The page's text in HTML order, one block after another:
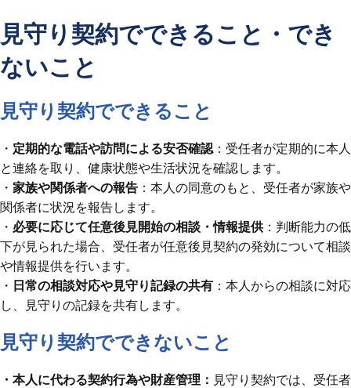
見守り契約でできること・でき
ないこと
見守り契約でできること
・ 定期的な電話や訪問による安否確認 ：受任者が定期的に本人
と連絡を取り、健康状態や生活状況を確認します。
・ 家族や関係者への報告 ：本人の同意のもと、受任者が家族や
関係者に状況を報告します。
・ 必要に応じて任意後見開始の相談・情報提供：判断能力の低
下が見られた場合、受任者が任意後見契約の発効について相談
や情報提供を行います。
・ 日常の相談対応や見守り記録の共有 ：本人からの相談に対応
し、見守りの記録を共有します。
見守り契約でできないこと
・本人に代わる契約行為や財産管理： 見守り契約では、受任者